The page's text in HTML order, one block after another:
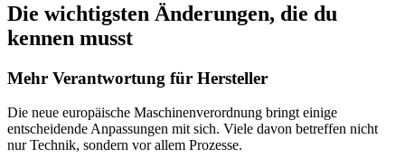
Die wichtigsten Änderungen, die du
kennen musst
Mehr Verantwortung für Hersteller
Die neue europäische Maschinenverordnung bringt einige
entscheidende Anpassungen mit sich. Viele davon betreffen nicht
nur Technik, sondern vor allem Prozesse.